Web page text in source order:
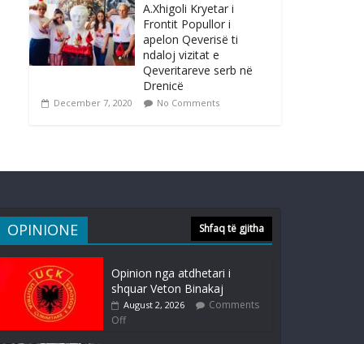
A.Xhigoli Kryetar i
Frontit Popullor i
apelon Qeverisë ti
ndaloj vizitat e
Qeveritareve serb në
Drenicë
December 7, 2020 No Comments
OPINIONE Shfaq të gjitha
Opinion nga atdhetari i
shquar Veton Binakaj
August 2, 2026
Comments
Off